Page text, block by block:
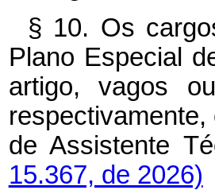
§ 10. Os
Plano Especial
artigo, vagos
de Assistente
15.367, de 2026)